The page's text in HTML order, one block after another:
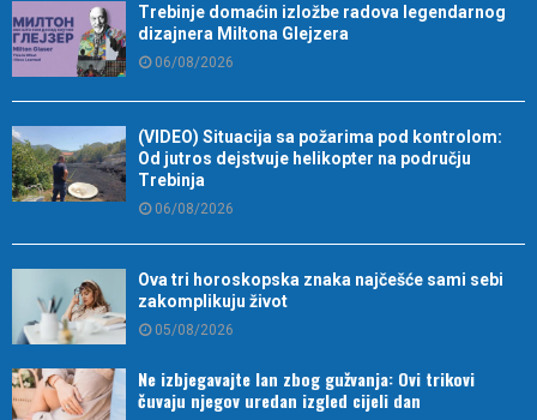
Trebinje domaćin izložbe radova legendarnog
dizajnera Miltona Glejzera
06/08/2026
(VIDEO) Situacija sa požarima pod kontrolom:
Od jutros dejstvuje helikopter na području
Trebinja
06/08/2026
Ova tri horoskopska znaka najčešće sami sebi
zakomplikuju život
05/08/2026
Ne izbjegavajte lan zbog gužvanja: Ovi trikovi
čuvaju njegov uredan izgled cijeli dan